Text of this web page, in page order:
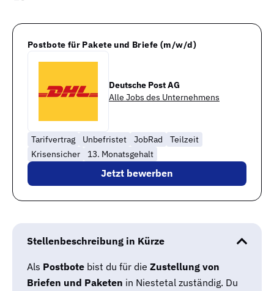
Stellenbeschreibung in Kürze
Als Postbote bist du für die Zustellung von
Briefen und Paketen in Niestetal zuständig. Du
Postbote für Pakete und Briefe (m/w/d)
Deutsche Post AG
Alle Jobs des Unternehmens
Tarifvertrag Unbefristet JobRad
Teilzeit
Krisensicher
13. Monatsgehalt
Jetzt bewerben